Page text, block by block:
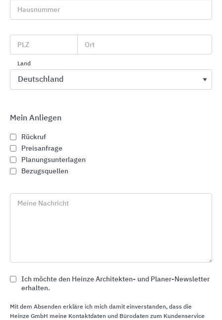
Offene Lösungen für den Trockenbau
Danogips
CWS Paradise Line Waschraumausstattungen
Hausnummer
PLZ Ort
Land
Mein Anliegen
Rückruf
Preisanfrage
Planungsunterlagen
Bezugsquellen
Meine Nachricht
Ich möchte den Heinze Architekten- und Planer-Newsletter
erhalten.
Mit dem Absenden erkläre ich mich damit einverstanden, dass die
Heinze GmbH meine Kontaktdaten und Bürodaten zum Kundenservice